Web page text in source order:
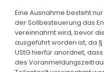
Eine Ausnahme besteht
der Sollbesteuerung das
vereinnahmt wird, bevor
ausgeführt worden ist, da §
UStG hierfür anordnet,
des